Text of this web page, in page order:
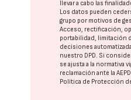
llevar a cabo las
Los datos pueden
grupo por motivos de
Acceso, rectificación,
portabilidad, limitación
decisiones
nuestro DPD . Si
se ajusta a la normativa
reclamación ante laAEPD
Política de Protección